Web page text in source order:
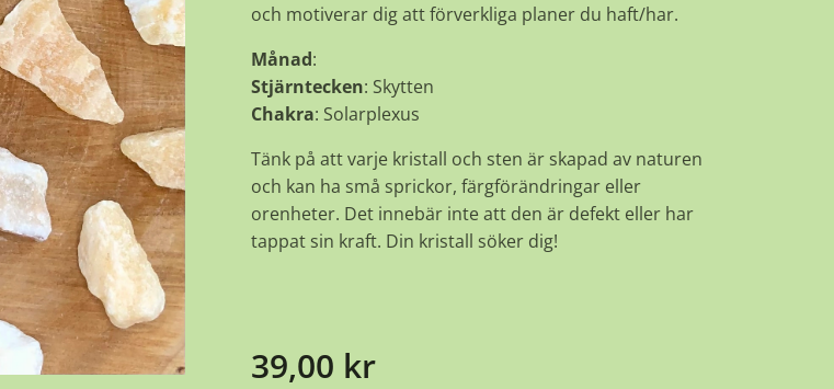
och motiverar dig att förverkliga planer du haft/har.
Månad:
Stjärntecken: Skytten
Chakra: Solarplexus
Tänk på att varje kristall och sten är skapad av naturen
och kan ha små sprickor, färgförändringar eller
orenheter. Det innebär inte att den är defekt eller har
tappat sin kraft. Din kristall söker dig!
39,00 kr